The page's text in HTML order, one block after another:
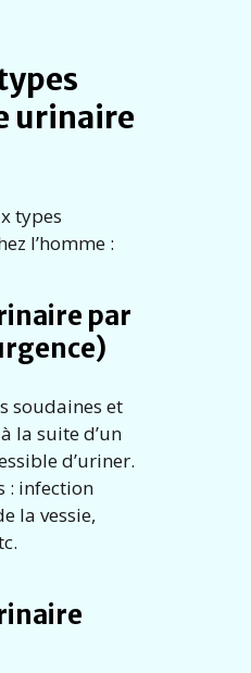
urinaire
types
l’homme :
par
soudaines et
la suite d’un
d’uriner.
: infection
la vessie,